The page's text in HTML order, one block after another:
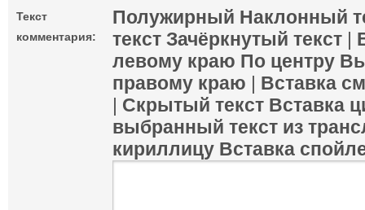
Текст
комментария:
Полужирный Наклонный
текст Зачёркнутый текст |
левому краю По центру
правому краю | Вставка
| Скрытый текст Вставка
выбранный текст из
кириллицу Вставка